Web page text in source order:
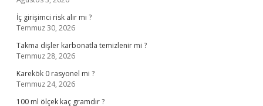
İç girişimci risk alır mı ?
Temmuz 30, 2026
Takma dişler karbonatla temizlenir mi ?
Temmuz 28, 2026
Karekök 0 rasyonel mi ?
Temmuz 24, 2026
100 ml ölçek kaç gramdır ?